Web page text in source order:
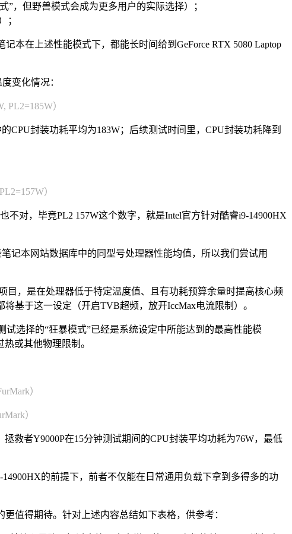
”，但野兽模式会成为更多用户的实际选择）；
；
本在上述性能模式下，都能长时间给到GeForce RTX 5080 Laptop
变化情况：
PL2=185W）
封装功耗平均为183W；后续测试时间里，CPU封装功耗降到
）
对，毕竟PL2 157W这个数字，就是Intel官方针对酷睿i9-14900HX
记本网站数据库中的同型号处理器性能均值，所以我们尝试用
目，是在处理器低于特定温度值、且有功耗预算余量时提高核心频
基于这一设定（开启TVB超频，放开IccMax电流限制）。
选择的“狂暴模式”已经是系统设定中所能达到的最高性能模
或其他物理限制。
）
）
救者Y9000P在15分钟测试期间的CPU封装平均功耗为76W，最低
的前提下，前者不仅能在日常通用负载下拿到多得多的功
值得期待。针对上述内容总结如下表格，供参考：